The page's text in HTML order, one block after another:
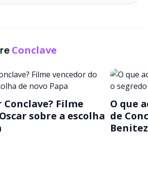
Conclave
Filme
sobre a escolha
O que
de